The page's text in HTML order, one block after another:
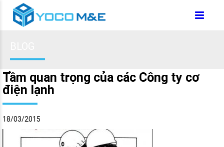
Tầm quan trọng của các Công ty cơ
điện lạnh
18/03/2015